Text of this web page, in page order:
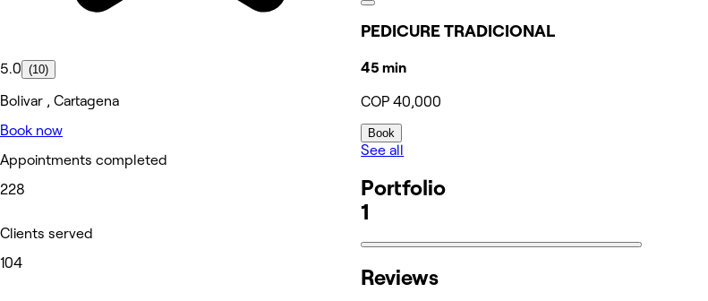
5.0 (10)
Bolivar , Cartagena
Book now
Appointments completed
228
Clients served
104
PEDICURE TRADICIONAL
45 min
COP 40,000
Book
See all
Portfolio
1
Reviews